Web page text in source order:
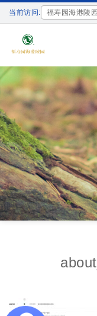
当前访问: 福寿园海港陵园